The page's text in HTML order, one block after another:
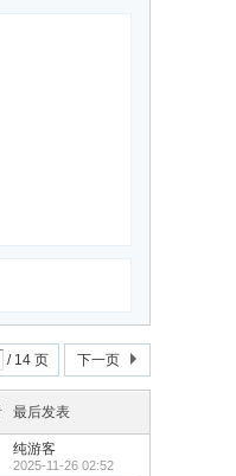
/ 14 页 下一页
最后发表
纯游客
2025-11-26 02:52